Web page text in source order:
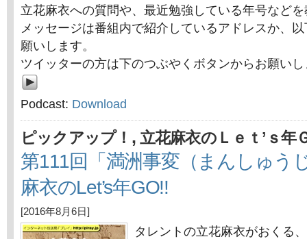
立花麻衣への質問や、最近勉強している年号など
メッセージは番組内で紹介しているアドレスか、
願いします。
ツイッターの方は下のつぶやくボタンからお願い
Podcast: Download
ピックアップ！ , 立花麻衣のＬｅｔ’ｓ年
第111回「満洲事変（まんしゅう
麻衣のLet’s年GO!!
[2016年8月6日]
タレントの立花麻衣がおくる